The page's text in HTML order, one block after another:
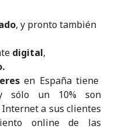
, y pronto también
digital,
en España tiene
sólo un 10% son
a sus clientes
online de las